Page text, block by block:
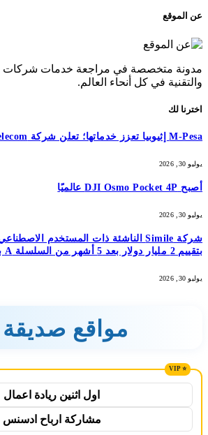
عن الموقع
مدونة متخصصة في مراجعة خدمات شركات
والتقنية في كل أنحاء العالم.
اخترنا لك
M-Pesa إثيوبيا تعزز خدماتها؛ تعلن شركة Ethio Telecom عن نموها
يوليو 30, 2026
أصبح DJI Osmo Pocket 4P عالميًا
يوليو 30, 2026
بتقييم 2 مليار دولار بعد 5 أشهر من السلسلة A بقيمة 100 مليون دولار
يوليو 30, 2026
مواقع صديقة
اول اثنين ريادة اعمال
مشاركة ارباح ادسنس